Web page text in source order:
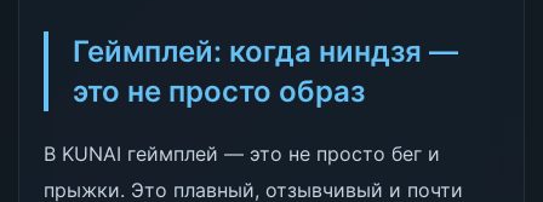
Геймплей: когда ниндзя —
это не просто образ
В KUNAI геймплей — это не просто бег и
прыжки. Это плавный, отзывчивый и почти